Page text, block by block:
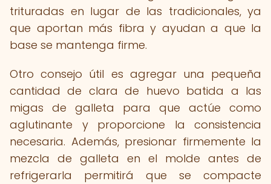
trituradas en lugar de las tradicionales, ya
que aportan más fibra y ayudan a que la
base se mantenga firme.
Otro consejo útil es agregar una pequeña
cantidad de clara de huevo batida a las
migas de galleta para que actúe como
aglutinante y proporcione la consistencia
necesaria. Además, presionar firmemente la
mezcla de galleta en el molde antes de
refrigerarla permitirá que se compacte